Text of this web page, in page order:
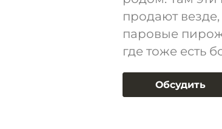
продают
паровые
где тоже есть
Обсудить